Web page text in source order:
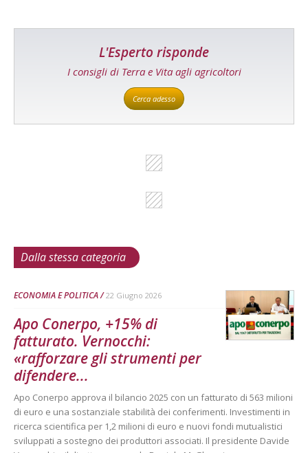
L'Esperto risponde
I consigli di Terra e Vita agli agricoltori
Cerca adesso
Dalla stessa categoria
ECONOMIA E POLITICA 22 Giugno 2026
Apo Conerpo, +15% di
fatturato. Vernocchi:
«rafforzare gli strumenti per
difendere...
Apo Conerpo approva il bilancio 2025 con un fatturato di 563 milioni
di euro e una sostanziale stabilità dei conferimenti. Investimenti in
ricerca scientifica per 1,2 milioni di euro e nuovi fondi mutualistici
sviluppati a sostegno dei produttori associati. Il presidente Davide